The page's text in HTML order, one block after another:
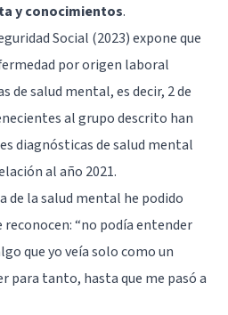
y conocimientos.
Social (2023) expone que
por origen laboral
de salud mental, es decir, 2 de
al grupo descrito han
diagnósticas de salud mental
al año 2021.
de la salud mental he podido
reconocen: “no podía entender
que yo veía solo como un
para tanto, hasta que me pasó a